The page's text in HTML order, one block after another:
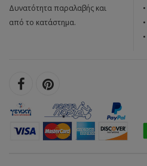
Δυνατότητα παραλαβής και
από το κατάστημα.
•
•
•